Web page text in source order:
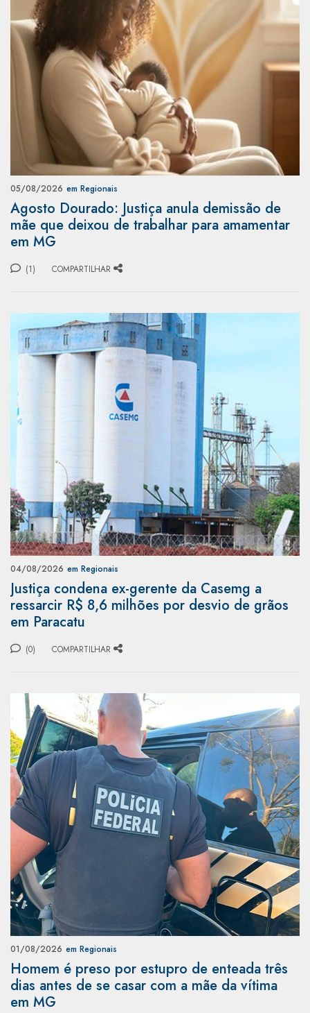
05/08/2026 em Regionais
Agosto Dourado: Justiça anula demissão de
mãe que deixou de trabalhar para amamentar
em MG
(1) COMPARTILHAR
04/08/2026 em Regionais
Justiça condena ex-gerente da Casemg a
ressarcir R$ 8,6 milhões por desvio de grãos
em Paracatu
(0) COMPARTILHAR
01/08/2026 em Regionais
Homem é preso por estupro de enteada três
dias antes de se casar com a mãe da vítima
em MG